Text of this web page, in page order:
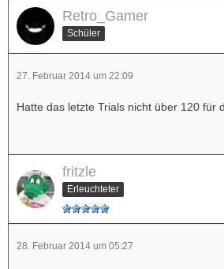
Retro_Gamer
Schüler
27. Februar 2014 um 22:09
Hatte das letzte Trials nicht über 120 für
fritzle
Erleuchteter
28. Februar 2014 um 05:27